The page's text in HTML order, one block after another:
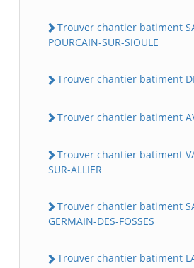
Trouver chantier batiment
POURCAIN-SUR-SIOULE
Trouver chantier batiment
Trouver chantier batiment
Trouver chantier batiment
SUR-ALLIER
Trouver chantier batiment
GERMAIN-DES-FOSSES
Trouver chantier batiment